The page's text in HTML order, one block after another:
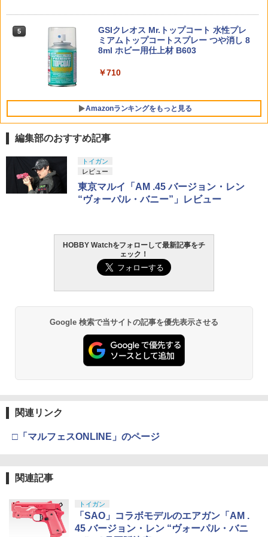
ダムワールド ヒーローズ ガンプラ バン
ダイ プラモデル 【宅配便のみ】
￥990
送料無料◆アイアンマン MK34 (7インチ
予約】
東京マルイ 8.4V ニッケル水素1300mAh
￥4,899
￥9,000
K トランスフォーマー ニューレジェンズ
￥4,440
5
BANDAI SPIRITS(バンダイ スピリッツ)
HGAW 機動新世紀ガンダムX ガンダムエ
アマスター 1/144スケール 色分け済みプ
￥3,815
5
GSIクレオス Mr.トップコート 水性プレ
ミアムトップコートスプレー つや消し 8
8ml ホビー用仕上材 B603
￥710
Amazonランキングをもっと見る
編集部のおすすめ記事
トイガン
レビュー
東京マルイ「AM .45 バージョン・レン
“ヴォーパル・バニー”」レビュー
HOBBY Watchをフォローして最新記事をチ
ェック！
Google 検索で当サイトの記事を優先表示させる
関連リンク
□「マルフェスONLINE」のページ
関連記事
トイガン
「SAO」コラボモデルのエアガン「AM .
45 バージョン・レン “ヴォーパル・バニ